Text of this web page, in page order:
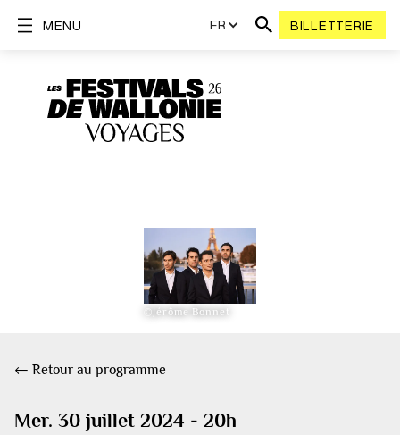
FR BILLETTERIE
MENU
©Jérôme Bonnet
← Retour au programme
Mer. 30 juillet 2024 - 20h